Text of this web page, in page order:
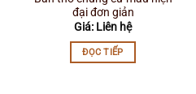
đại đơn giản
Giá: Liên hệ
ĐỌC TIẾP